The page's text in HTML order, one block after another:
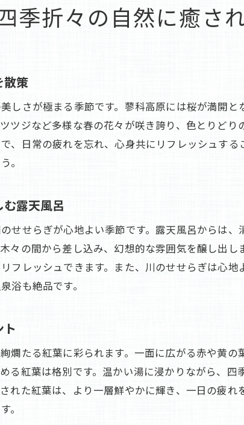
心と体をリフレッシュする横谷温泉旅
自然を感じるフィットネスアクテ
特製ハーブティーで心と体をリフ
睡眠の質を高める静かな客室
地元の食材を使った特別料理の堪
食事と温泉の相乗効果で心身のリセ
旬の魚介類をふんだんに使った海
特産の山菜やきのこを使った季節
季折々の自然に癒さ
散策
しさが極まる季節です。蓼科高原には桜が満開
ツジなど多様な春の花々が咲き誇り、色とりど
、日常の疲れを忘れ、心身共にリフレッシュす
。
露天風呂
せせらぎが心地よい季節です。露天風呂からは
々の間から差し込み、幻想的な雰囲気を醸し出
フレッシュできます。また、川のせせらぎは心地
浴も絶品です。
爛たる紅葉に彩られます。一面に広がる赤や黄
る紅葉は格別です。温かい湯に浸かりながら、
れた紅葉は、より一層鮮やかに輝き、一日の疲
。